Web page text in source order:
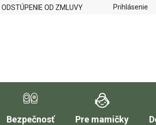
OD ZMLUVY REKLAMAČNÝ
Prihlásenie
Bezpečnosť Pre mamičky